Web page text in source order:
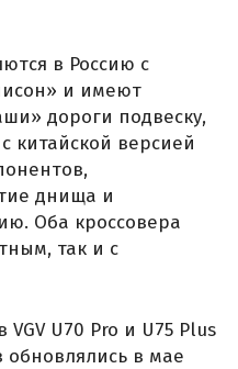
в Россию с
и имеют
дороги подвеску,
китайской версией
днища и
Оба кроссовера
так и с
U70 Pro и U75 Plus
обновлялись в мае